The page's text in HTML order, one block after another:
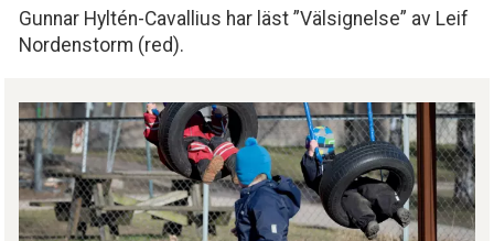
Gunnar Hyltén-Cavallius har läst ”Välsignelse” av Leif
Nordenstorm (red).